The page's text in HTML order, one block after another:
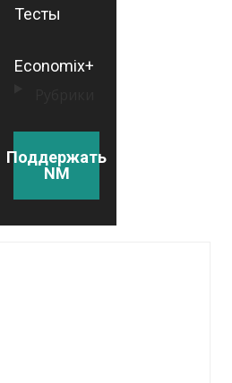
Тесты
Economix+
Поддержать
NM